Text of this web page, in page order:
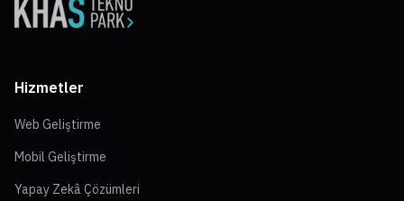
Hizmetler
Web Geliştirme
Mobil Geliştirme
Yapay Zekâ Çözümleri